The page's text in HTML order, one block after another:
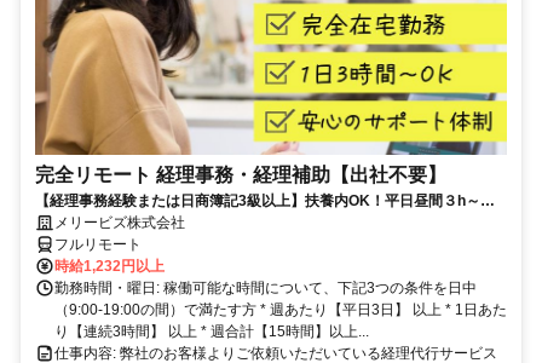
完全リモート 経理事務・経理補助【出社不要】
【経理事務経験または日商簿記3級以上】扶養内OK！平日昼間３h～。
完全在宅で育児・介護中の方も大歓迎♪
メリービズ株式会社
フルリモート
時給1,232円以上
勤務時間・曜日: 稼働可能な時間について、下記3つの条件を日中
（9:00-19:00の間）で満たす方 * 週あたり【平日3日】 以上 * 1日あた
り【連続3時間】 以上 * 週合計【15時間】以上...
仕事内容: 弊社のお客様よりご依頼いただいている経理代行サービス